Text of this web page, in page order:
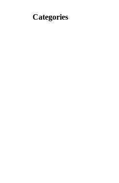
Categories